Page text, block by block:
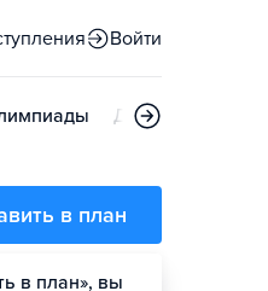
Войти
Дни открытых
в план
в план», вы